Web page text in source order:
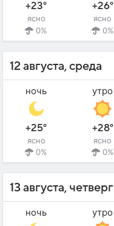
+23°
ясно
0%
+26°
ясно
0%
12 августа, среда
ночь
+25°
ясно
0%
утро
+28°
ясно
0%
13 августа, четверг
ночь утро